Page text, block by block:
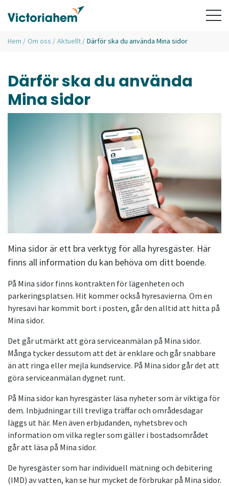
Hem / Om oss / Aktuellt / Därför ska du använda Mina sidor
Därför ska du använda
Mina sidor
Mina sidor är ett bra verktyg för alla hyresgäster. Här
finns all information du kan behöva om ditt boende.
På Mina sidor finns kontrakten för lägenheten och
parkeringsplatsen. Hit kommer också hyresavierna. Om en
hyresavi har kommit bort i posten, går den alltid att hitta på
Mina sidor.
Det går utmärkt att göra serviceanmälan på Mina sidor.
Många tycker dessutom att det är enklare och går snabbare
än att ringa eller mejla kundservice. På Mina sidor går det att
göra serviceanmälan dygnet runt.
På Mina sidor kan hyresgäster läsa nyheter som är viktiga för
dem. Inbjudningar till trevliga träffar och områdesdagar
läggs ut här. Men även erbjudanden, nyhetsbrev och
information om vilka regler som gäller i bostadsområdet
går att läsa på Mina sidor.
De hyresgäster som har individuell mätning och debitering
(IMD) av vatten, kan se hur mycket de förbrukar på Mina sidor.